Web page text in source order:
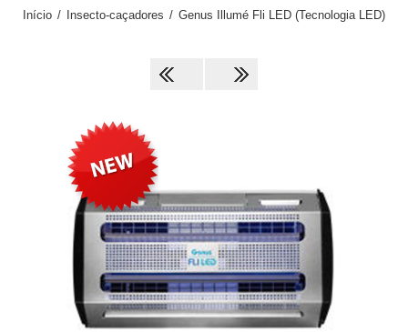
Início / Insecto-caçadores / Genus Illumé Fli LED (Tecnologia LED)